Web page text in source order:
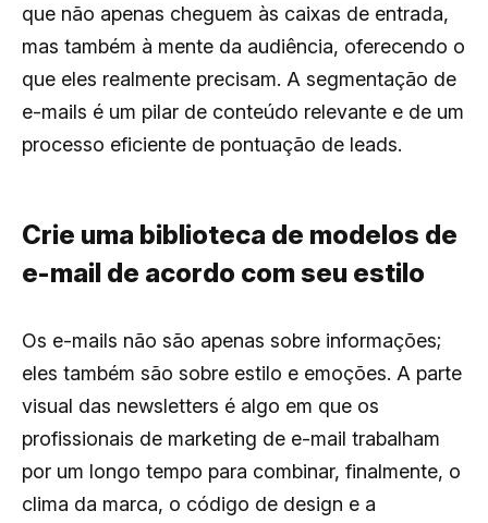
que não apenas cheguem às caixas de entrada,
mas também à mente da audiência, oferecendo o
que eles realmente precisam. A segmentação de
e-mails é um pilar de conteúdo relevante e de um
processo eficiente de pontuação de leads.
Crie uma biblioteca de modelos de
e-mail de acordo com seu estilo
Os e-mails não são apenas sobre informações;
eles também são sobre estilo e emoções. A parte
visual das newsletters é algo em que os
profissionais de marketing de e-mail trabalham
por um longo tempo para combinar, finalmente, o
clima da marca, o código de design e a